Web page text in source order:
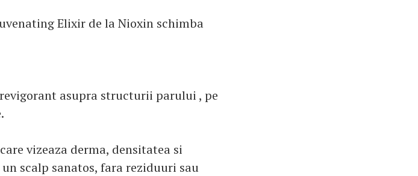
Elixir de la Nioxin schimba
asupra structurii parului , pe
vizeaza derma, densitatea si
scalp sanatos, fara reziduuri sau